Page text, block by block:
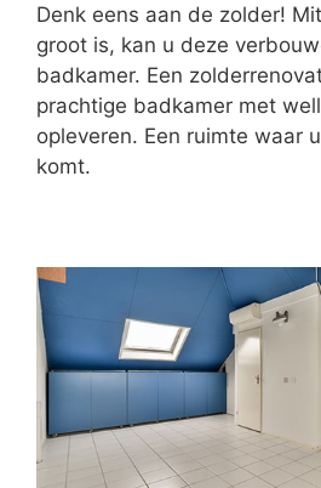
Denk eens aan de zolder!
groot is, kan u deze
badkamer. Een
prachtige badkamer met
opleveren. Een ruimte waar
komt.